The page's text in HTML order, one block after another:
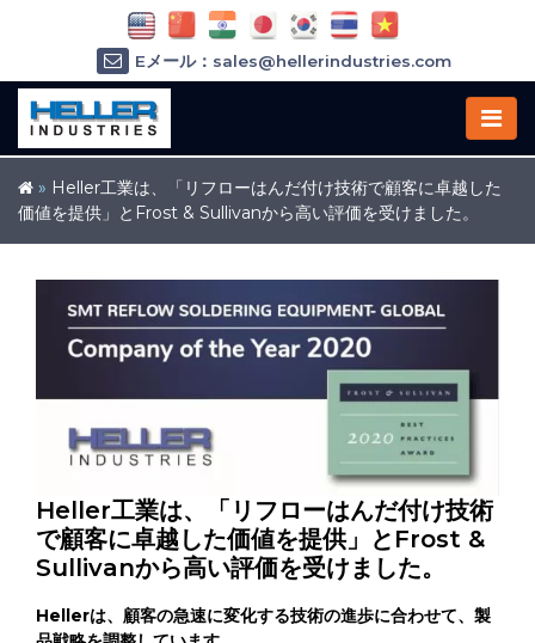
» Heller工業は、「リフローはんだ付け技術で顧客に卓越した
価値を提供」とFrost & Sullivanから高い評価を受けました。
Heller工業は、「リフローはんだ付け技術
で顧客に卓越した価値を提供」とFrost &
Sullivanから高い評価を受けました。
Hellerは、顧客の急速に変化する技術の進歩に合わせて、製
Eメール：sales@hellerindustries.com
Eメール：service@hellerindustries.com